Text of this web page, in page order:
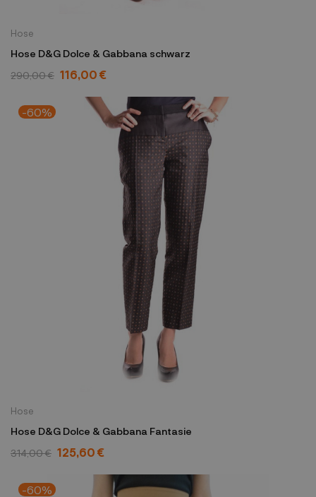
Hose
Hose D&G Dolce & Gabbana schwarz
290,00 € 116,00 €
-60%
Hose
Hose D&G Dolce & Gabbana Fantasie
314,00 € 125,60 €
-60%